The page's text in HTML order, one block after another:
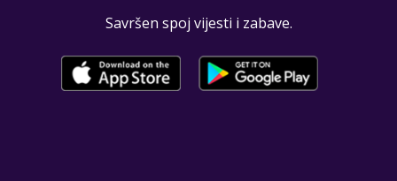
Savršen spoj vijesti i zabave.